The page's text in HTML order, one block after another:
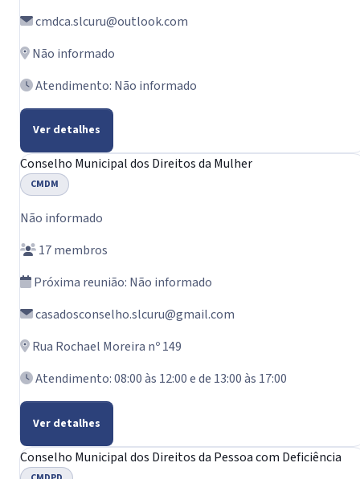
cmdca.slcuru@outlook.com
Não informado
Atendimento: Não informado
Ver detalhes
Conselho Municipal dos Direitos da Mulher
CMDM
Não informado
17 membros
Próxima reunião: Não informado
casadosconselho.slcuru@gmail.com
Rua Rochael Moreira nº 149
Atendimento: 08:00 às 12:00 e de 13:00 às 17:00
Ver detalhes
Conselho Municipal dos Direitos da Pessoa com Deficiência